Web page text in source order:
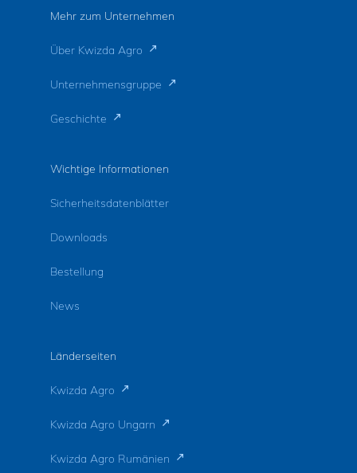
Mehr zum Unternehmen
Über Kwizda Agro
Unternehmensgruppe
Geschichte
Wichtige Informationen
Sicherheitsdatenblätter
Downloads
Bestellung
News
Länderseiten
Kwizda Agro
Kwizda Agro Ungarn
Kwizda Agro Rumänien